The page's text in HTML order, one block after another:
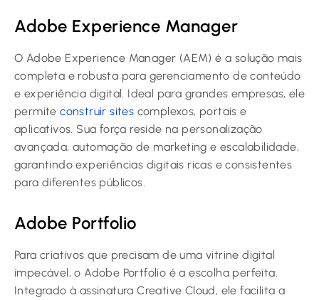
Adobe Experience Manager
O Adobe Experience Manager (AEM) é a solução mais
completa e robusta para gerenciamento de conteúdo
e experiência digital. Ideal para grandes empresas, ele
permiteconstruir sites complexos, portais e
aplicativos. Sua força reside na personalização
avançada, automação de marketing e escalabilidade,
garantindo experiências digitais ricas e consistentes
para diferentes públicos.
Adobe Portfolio
Para criativos que precisam de uma vitrine digital
impecável, o Adobe Portfolio é a escolha perfeita.
Integrado à assinatura Creative Cloud, ele facilita a